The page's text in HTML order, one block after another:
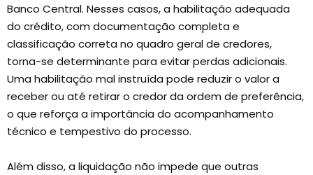
Banco Central. Nesses casos, a habilitação adequada
do crédito, com documentação completa e
classificação correta no quadro geral de credores,
torna-se determinante para evitar perdas adicionais.
Uma habilitação mal instruída pode reduzir o valor a
receber ou até retirar o credor da ordem de preferência,
o que reforça a importância do acompanhamento
técnico e tempestivo do processo.
Além disso, a liquidação não impede que outras